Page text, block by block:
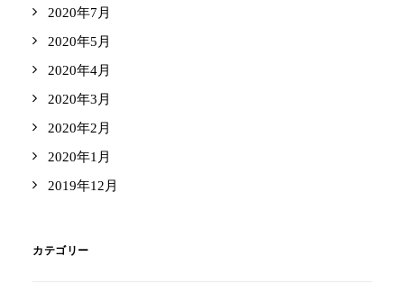
2020年7月
2020年5月
2020年4月
2020年3月
2020年2月
2020年1月
2019年12月
カテゴリー